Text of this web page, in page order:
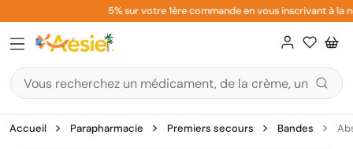
au
contenu
5% sur votre 1ère commande en vous inscrivant à la
Accueil Parapharmacie Premiers secours Bandes